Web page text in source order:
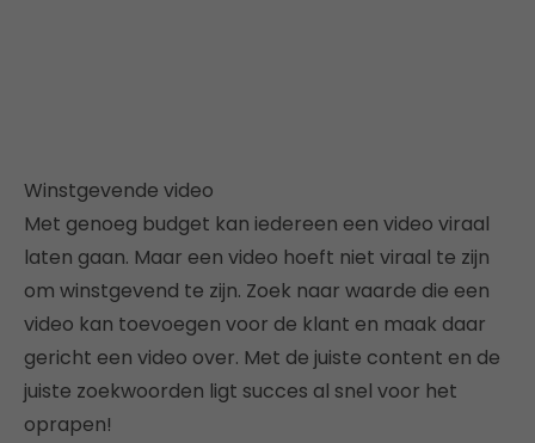
Winstgevende video
Met genoeg budget kan iedereen een video viraal
laten gaan. Maar een video hoeft niet viraal te zijn
om winstgevend te zijn. Zoek naar waarde die een
video kan toevoegen voor de klant en maak daar
gericht een video over. Met de juiste content en de
juiste zoekwoorden ligt succes al snel voor het
oprapen!